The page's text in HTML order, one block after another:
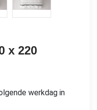
x 220
werkdag in